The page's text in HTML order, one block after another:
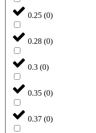
0.25 (0)
0.28 (0)
0.3 (0)
0.35 (0)
0.37 (0)